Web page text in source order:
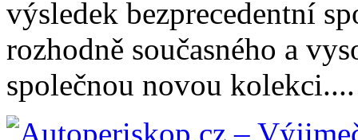
výsledek bezprecedentní
rozhodně současného a
společnou novou kolekci....